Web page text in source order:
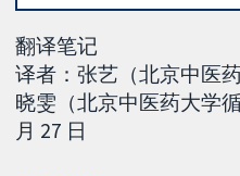
翻译笔记
译者：张艺（北京中医
晓雯（北京中医药大学
月 27 日